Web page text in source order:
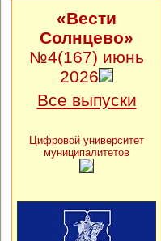
«Вести
Солнцево»
№4(167) июнь
2026
Все выпуски
Цифровой университет
муниципалитетов